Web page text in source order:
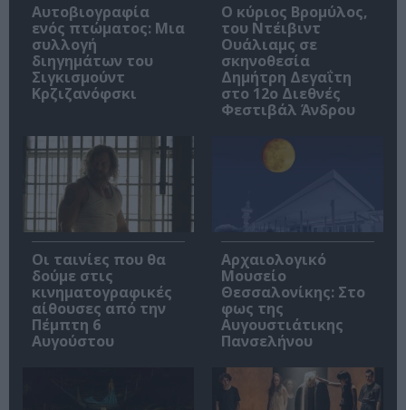
Αυτοβιογραφία
ενός πτώματος: Μια
συλλογή
διηγημάτων του
Σιγκισμούντ
Κρζιζανόφσκι
O κύριος Βρομύλος,
του Ντέιβιντ
Ουάλιαμς σε
σκηνοθεσία
Δημήτρη Δεγαΐτη
στο 12ο Διεθνές
Φεστιβάλ Άνδρου
Οι ταινίες που θα
δούμε στις
κινηματογραφικές
αίθουσες από την
Πέμπτη 6
Αυγούστου
Αρχαιολογικό
Μουσείο
Θεσσαλονίκης: Στο
φως της
Αυγουστιάτικης
Πανσελήνου